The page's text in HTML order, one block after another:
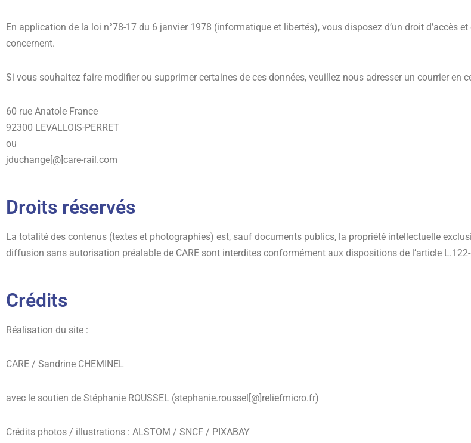
En application de la loi n°78-17 du 6 janvier 1978 (informatique et libertés), vous disposez d’un droit d’accès
concernent.
Si vous souhaitez faire modifier ou supprimer certaines de ces données, veuillez nous adresser un courrier en
60 rue Anatole France
92300 LEVALLOIS-PERRET
ou
jduchange[@]care-rail.com
Droits réservés
La totalité des contenus (textes et photographies) est, sauf documents publics, la propriété intellectuelle
diffusion sans autorisation préalable de CARE sont interdites conformément aux dispositions de l’article
Crédits
Réalisation du site :
CARE / Sandrine CHEMINEL
avec le soutien de Stéphanie ROUSSEL (stephanie.roussel[@]reliefmicro.fr)
Crédits photos / illustrations : ALSTOM / SNCF / PIXABAY